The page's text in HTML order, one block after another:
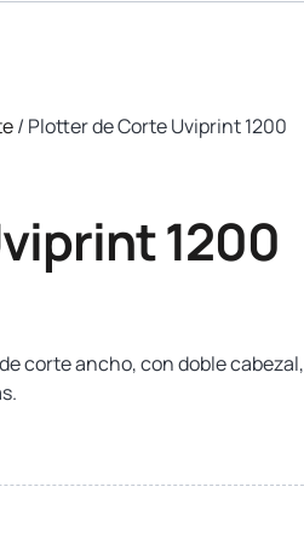
/ Plotter de Corte Uviprint 1200
1200
corte ancho, con doble cabezal,